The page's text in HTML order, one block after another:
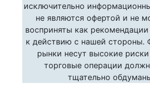
исключительно
не являются офертой и не
восприняты как
к действию с нашей стороны.
рынки несут высокие
торговые операции
тщательно